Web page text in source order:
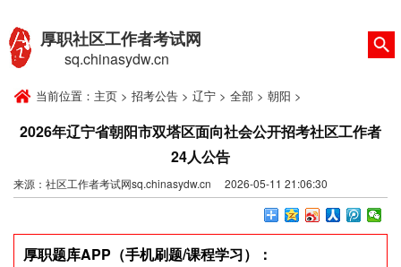
厚职社区工作者考试网
sq.chinasydw.cn
当前位置： 主页 > 招考公告 > 辽宁 > 全部 > 朝阳 >
2026年辽宁省朝阳市双塔区面向社会公开招考社区工作者
24人公告
来源：社区工作者考试网sq.chinasydw.cn 2026-05-11 21:06:30
厚职题库APP（手机刷题/课程学习）：